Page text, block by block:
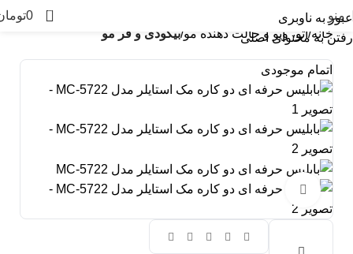
عبور به ناوبری
رفتن به محتوای اصلی
منو 0
0
خانه اتو، ویو و حالت دهنده مو بیگودی و فر مو
اتمام موجودی
بزرگنمایی تصویر